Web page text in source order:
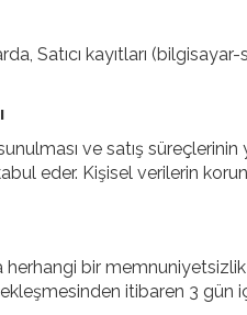
Satıcı kayıtları
ve satış
eder. Kişisel verilerin
herhangi bir
itibaren 3 gün